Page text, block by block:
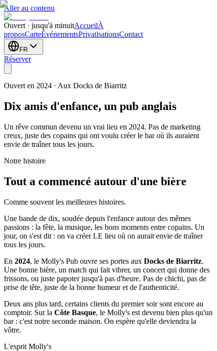
Aller au contenu
Ouvert · jusqu'à minuitAccueilÀ
proposCarteÉvénementsPrivatisationsContact
FR
Réserver
Ouvert en 2024 · Aux Docks de Biarritz
Dix amis d'enfance, un pub anglais
Un rêve commun devenu un vrai lieu en 2024. Pas de marketing
creux, juste des copains qui ont voulu créer le bar où ils auraient
envie de traîner tous les jours.
Notre histoire
Tout a commencé autour d'une bière
Comme souvent les meilleures histoires.
Une bande de dix, soudée depuis l'enfance autour des mêmes
passions : la fête, la musique, les bons moments entre copains. Un
jour, on s'est dit : on va créer LE lieu où on aurait envie de traîner
tous les jours.
En 2024, le Molly's Pub ouvre ses portes aux Docks de Biarritz.
Une bonne bière, un match qui fait vibrer, un concert qui donne des
frissons, ou juste papoter jusqu'à pas d'heure. Pas de chichi, pas de
prise de tête, juste de la bonne humeur et de l'authenticité.
Deux ans plus tard, certains clients du premier soir sont encore au
comptoir. Sur la Côte Basque, le Molly's est devenu bien plus qu'un
bar : c'est notre seconde maison. On espère qu'elle deviendra la
vôtre.
L'esprit Molly's